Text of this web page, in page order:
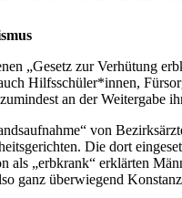
„Gesetz zur Verhütung
Hilfsschüler*innen,
an der Weitergabe
von
Die dort
als „erbkrank“ erklärten
ganz überwiegend